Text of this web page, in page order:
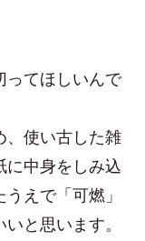
ってほしいんで
、使い古した雑
に中身をしみ込
えで「可燃」
と思います。